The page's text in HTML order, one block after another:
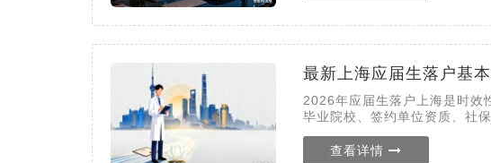
最新上海应届生落户基
2026年应届生落户上海是时效
毕业院校、签约单位资质、社
查看详情